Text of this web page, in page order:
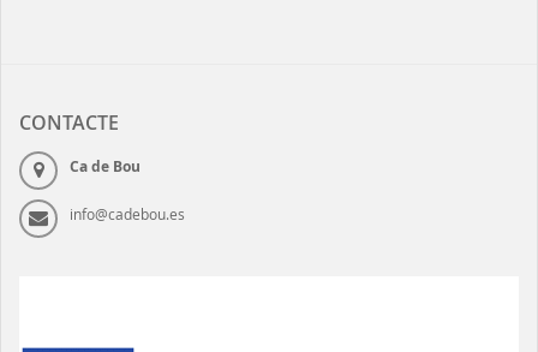
CONTACTE
Ca de Bou
info@cadebou.es